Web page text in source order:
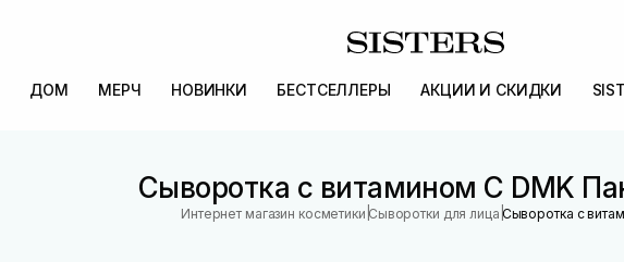
ДОМ МЕРЧ НОВИНКИ БЕСТСЕЛЛЕРЫ АКЦИИ И СКИДКИ
Сыворотка с витамином С DMK
Интернет магазин косметики |Сыворотки для лица |Сыворотка с